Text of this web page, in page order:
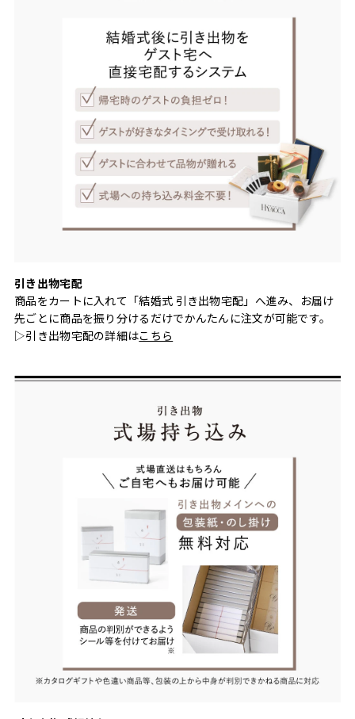
引き出物宅配
商品をカートに入れて「結婚式 引き出物宅配」へ進み、お届け
先ごとに商品を振り分けるだけでかんたんに注文が可能です。
▷引き出物宅配の詳細はこちら